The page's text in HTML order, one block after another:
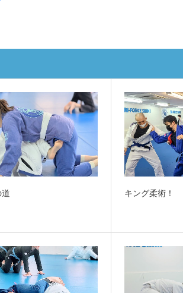
キング柔術！